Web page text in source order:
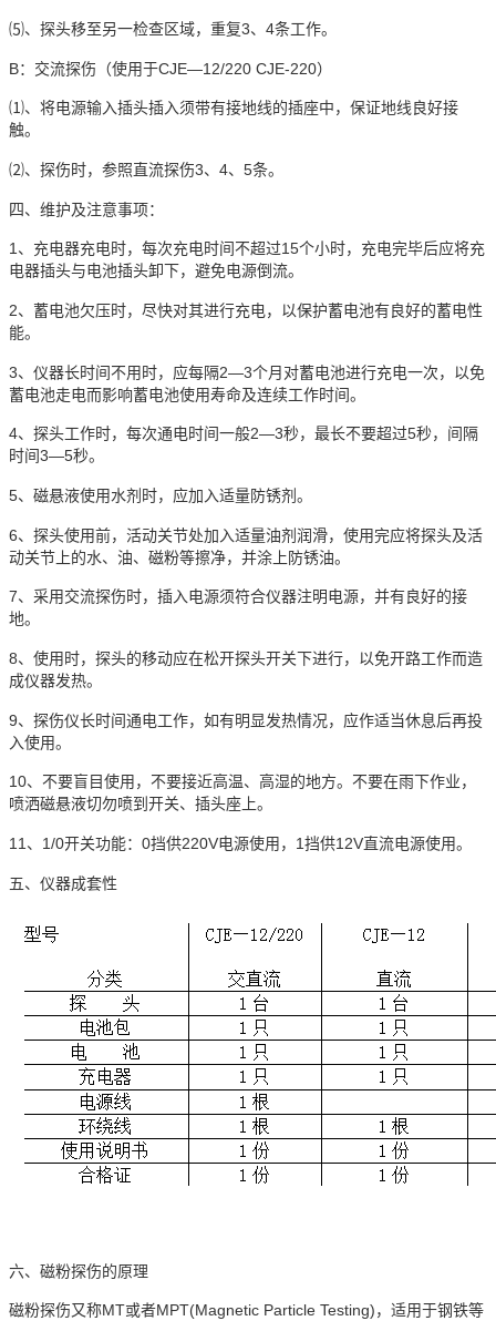
⑸、探头移至另一检查区域，重复3、4条工作。
B：交流探伤（使用于CJE—12/220 CJE-220）
⑴、将电源输入插头插入须带有接地线的插座中，保证地线良好接
触。
⑵、探伤时，参照直流探伤3、4、5条。
四、维护及注意事项：
1、充电器充电时，每次充电时间不超过15个小时，充电完毕后应将充
电器插头与电池插头卸下，避免电源倒流。
2、蓄电池欠压时，尽快对其进行充电，以保护蓄电池有良好的蓄电性
能。
3、仪器长时间不用时，应每隔2—3个月对蓄电池进行充电一次，以免
蓄电池走电而影响蓄电池使用寿命及连续工作时间。
4、探头工作时，每次通电时间一般2—3秒，最长不要超过5秒，间隔
时间3—5秒。
5、磁悬液使用水剂时，应加入适量防锈剂。
6、探头使用前，活动关节处加入适量油剂润滑，使用完应将探头及活
动关节上的水、油、磁粉等擦净，并涂上防锈油。
7、采用交流探伤时，插入电源须符合仪器注明电源，并有良好的接
地。
8、使用时，探头的移动应在松开探头开关下进行，以免开路工作而造
成仪器发热。
9、探伤仪长时间通电工作，如有明显发热情况，应作适当休息后再投
入使用。
10、不要盲目使用，不要接近高温、高湿的地方。不要在雨下作业，
喷洒磁悬液切勿喷到开关、插头座上。
11、1/0开关功能：0挡供220V电源使用，1挡供12V直流电源使用。
五、仪器成套性
六、磁粉探伤的原理
磁粉探伤又称MT或者MPT(Magnetic Particle Testing)，适用于钢铁等